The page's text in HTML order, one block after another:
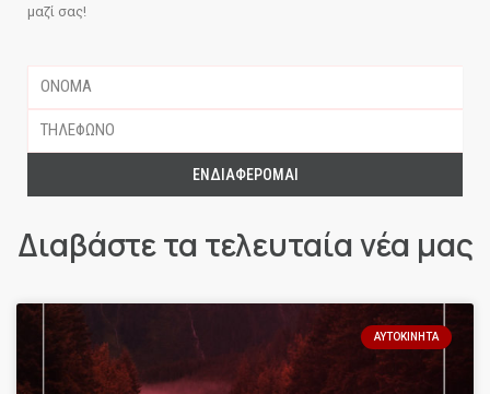
μαζί σας!
ΕΝΔΙΑΦΈΡΟΜΑΙ
Διαβάστε τα τελευταία νέα μας
ΑΥΤΟΚΊΝΗΤΑ